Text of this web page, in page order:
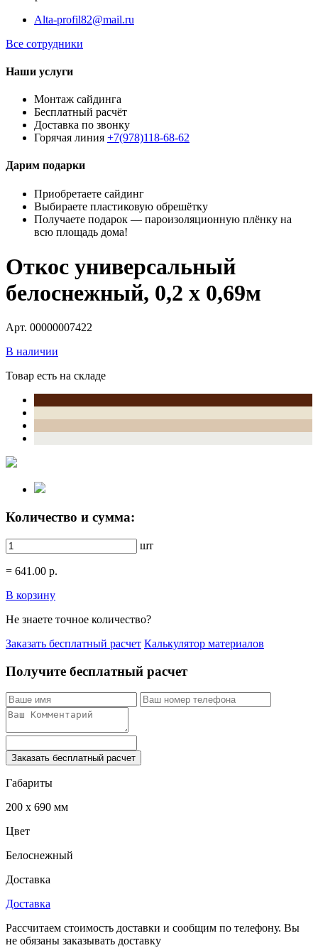
Alta-profil82@mail.ru
Все сотрудники
Наши услуги
Монтаж сайдинга
Бесплатный расчёт
Доставка по звонку
Горячая линия +7(978)118-68-62
Дарим подарки
Приобретаете сайдинг
Выбираете пластиковую обрешётку
Получаете подарок — пароизоляционную плёнку на
всю площадь дома!
Откос универсальный
белоснежный, 0,2 х 0,69м
Арт. 00000007422
В наличии
Товар есть на складе
Количество и сумма:
шт
= 641.00 р.
В корзину
Не знаете точное количество?
Заказать бесплатный расчет Калькулятор материалов
Получите бесплатный расчет
Заказать бесплатный расчет
Габариты
200 x 690 мм
Цвет
Белоснежный
Доставка
Доставка
Рассчитаем стоимость доставки и сообщим по телефону. Вы
не обязаны заказывать доставку